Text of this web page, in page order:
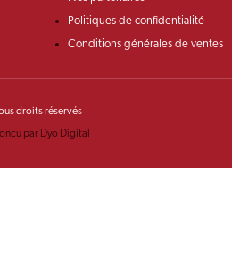
Politiques de confidentialité
Conditions générales de ventes
droits réservés
par Dyo Digital